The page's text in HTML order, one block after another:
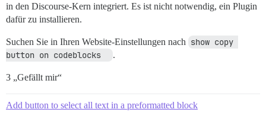
in den Discourse-Kern integriert. Es ist nicht notwendig, ein Plugin
dafür zu installieren.
Suchen Sie in Ihren Website-Einstellungen nach show copy
button on codeblocks
.
3 „Gefällt mir“
Add button to select all text in a preformatted block